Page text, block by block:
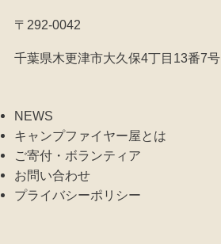
〒292-0042
千葉県木更津市大久保4丁目13番7号
NEWS
キャンプファイヤー屋とは
ご寄付・ボランティア
お問い合わせ
プライバシーポリシー